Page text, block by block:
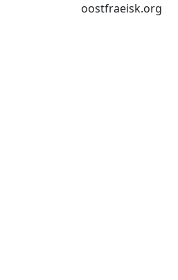
oostfraeisk.org